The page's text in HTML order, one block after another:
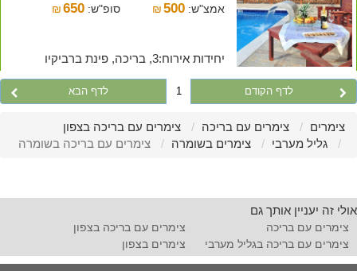
אמצ"ש:
₪500 סופ"ש: ₪ 650
יחידות אירוח:3, בריכה, פינת ברביקיו
לדף הקודם 1 לדף הבא
צימרים צימרים עם בריכה
צימרים עם בריכה בצפון
גליל מערבי
צימרים בשומרה צימרים עם בריכה בשומרה
אולי זה יעניין אותך גם
צימרים עם בריכה
צימרים עם בריכה בצפון
צימרים עם בריכה בגליל מערבי
צימרים בצפון